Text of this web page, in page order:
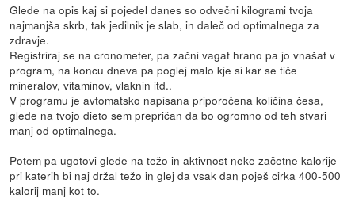
Glede na opis kaj si pojedel danes so odvečni kilogrami tvoja
najmanjša skrb, tak jedilnik je slab, in daleč od optimalnega za
zdravje.
Registriraj se na cronometer, pa začni vagat hrano pa jo vnašat v
program, na koncu dneva pa poglej malo kje si kar se tiče
mineralov, vitaminov, vlaknin itd..
V programu je avtomatsko napisana priporočena količina česa,
glede na tvojo dieto sem prepričan da bo ogromno od teh stvari
manj od optimalnega.
Potem pa ugotovi glede na težo in aktivnost neke začetne kalorije
pri katerih bi naj držal težo in glej da vsak dan poješ cirka 400-500
kalorij manj kot to.